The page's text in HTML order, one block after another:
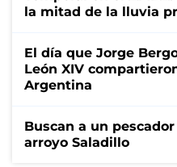
la mitad de la lluvia
El día que Jorge
León XIV
Argentina
Buscan a un
arroyo Saladillo